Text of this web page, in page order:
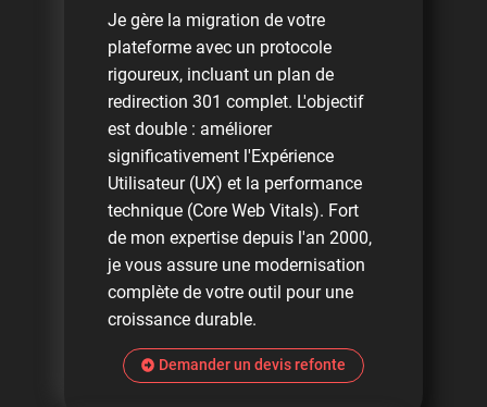
Je gère la migration de votre
plateforme avec un protocole
rigoureux, incluant un plan de
redirection 301 complet. L'objectif
est double : améliorer
significativement l'Expérience
Utilisateur (UX) et la performance
technique (Core Web Vitals). Fort
de mon expertise depuis l'an 2000,
je vous assure une modernisation
complète de votre outil pour une
croissance durable.
Demander un devis refonte